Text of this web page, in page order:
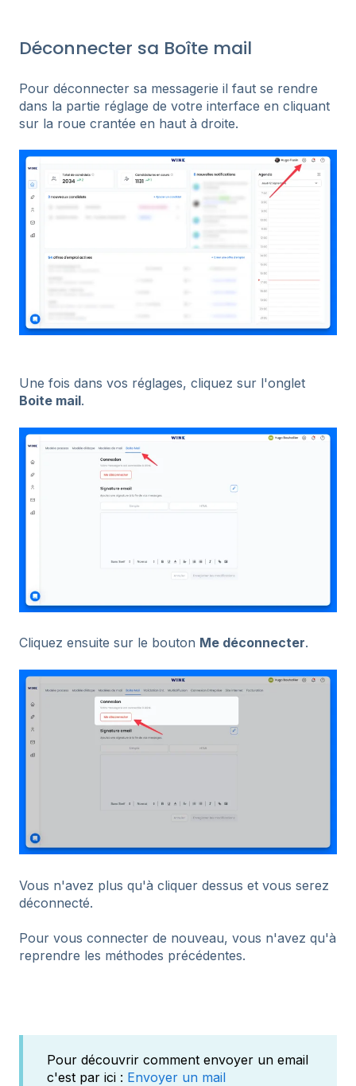
Déconnecter sa Boîte mail
Pour déconnecter sa messagerie il faut se rendre
dans la partie réglage de votre interface en cliquant
sur la roue crantée en haut à droite.
Une fois dans vos réglages, cliquez sur l'onglet
Boite mail.
Cliquez ensuite sur le bouton Me déconnecter.
Vous n'avez plus qu'à cliquer dessus et vous serez
déconnecté.
Pour vous connecter de nouveau, vous n'avez qu'à
reprendre les méthodes précédentes.
Pour découvrir comment envoyer un email
c'est par ici : Envoyer un mail